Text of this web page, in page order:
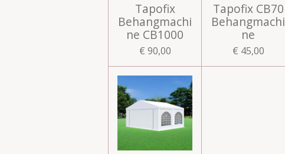
Tapofix
Behangmachi
ne CB1000
€ 90,00
Tapofix CB70
Behangmachi
ne
€ 45,00